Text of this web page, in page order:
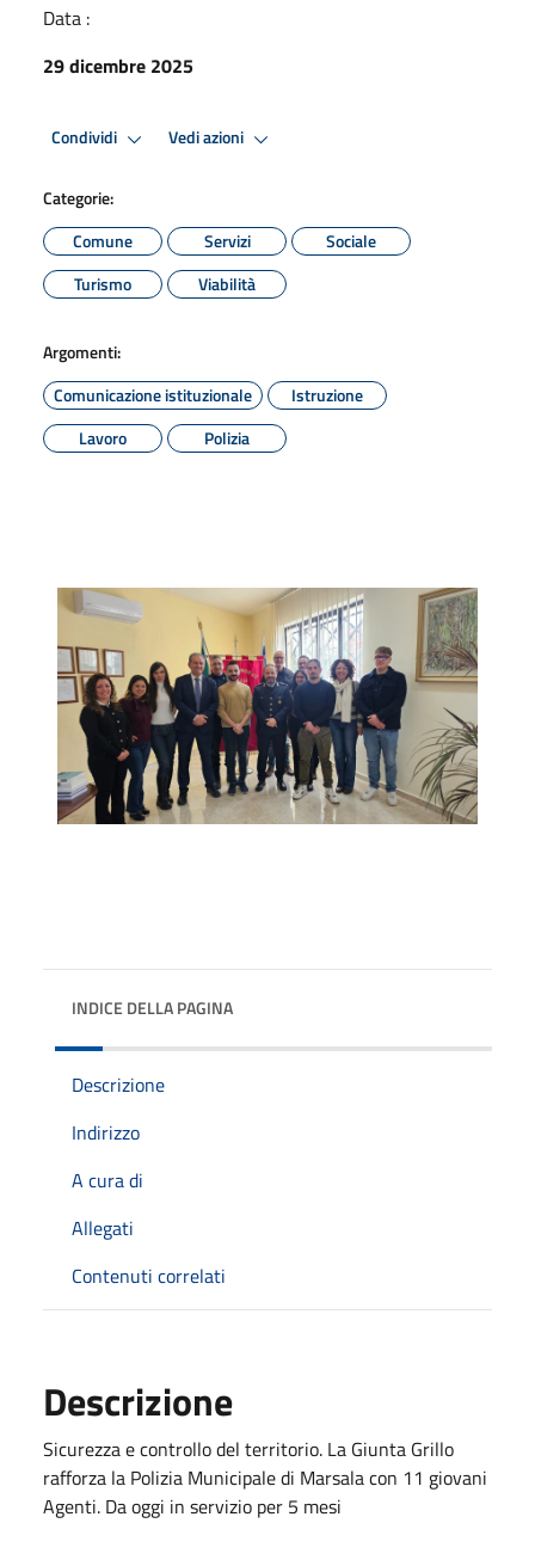
Data :
29 dicembre 2025
Condividi Vedi azioni
Categorie:
Comune
Servizi
Sociale
Turismo
Viabilità
Argomenti:
Comunicazione istituzionale
Istruzione
Lavoro
Polizia
INDICE DELLA PAGINA
Descrizione
Indirizzo
A cura di
Allegati
Contenuti correlati
Descrizione
Sicurezza e controllo del territorio. La Giunta Grillo
rafforza la Polizia Municipale di Marsala con 11 giovani
Agenti. Da oggi in servizio per 5 mesi